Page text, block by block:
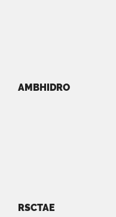
AMBHIDRO
RSCTAE